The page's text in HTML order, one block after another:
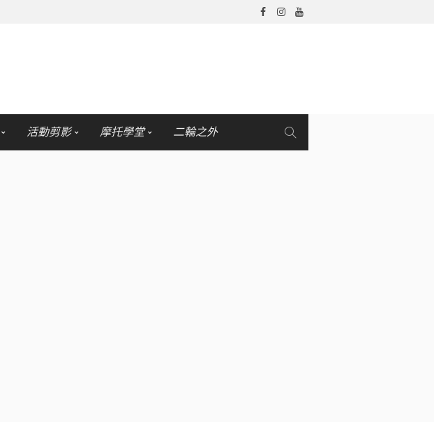
活動剪影 摩托學堂 二輪之外